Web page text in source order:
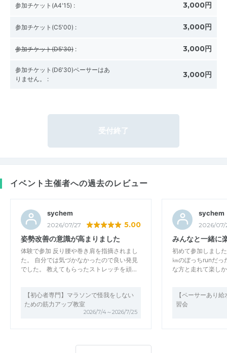
参加チケット(A4'15) : 3,000円
参加チケット(C5'00) : 3,000円
参加チケット(D5'30) : 3,000円
参加チケット(D6'30)ペーサーはあ
りません。 : 3,000円
受付終了
イベント主催者への過去のレビュー
sychem
2026/07/27 5.00
姿勢改善の意識が高まりました
体験で参加 反り腰や巻き肩を指摘されまし
た。 自分では気づかなかったので良い発見
でした。 教えてもらったストレッチを頑…
【初心者専門】マラソンで怪我をしない
ための筋力アップ教室
2026/7/4～2026/7/25
sychem
2026/07/
みんなと一緒に
初めて参加しまし
㎞のぼっちrunだっ
な方と走れて楽し
【ペーサーあり
習会